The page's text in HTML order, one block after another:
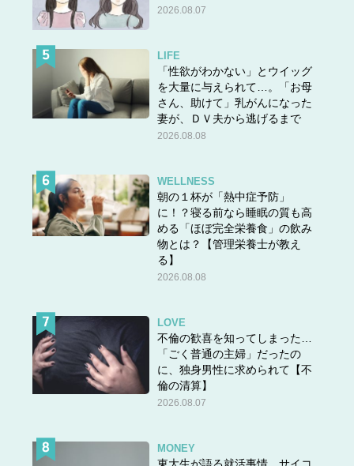
2026.08.07
LIFE
「性欲がわかない」とウイッグ
を大量に与えられて…。「お母
さん、助けて」乳がんになった
妻が、ＤＶ夫から逃げるまで
2026.08.08
WELLNESS
朝の１杯が「熱中症予防」
に！？寝る前なら睡眠の質も高
める「ほぼ完全栄養食」の飲み
物とは？【管理栄養士が教え
る】
2026.08.08
LOVE
不倫の歓喜を知ってしまった…
「ごく普通の主婦」だったの
に、独身男性に求められて【不
倫の清算】
2026.08.07
MONEY